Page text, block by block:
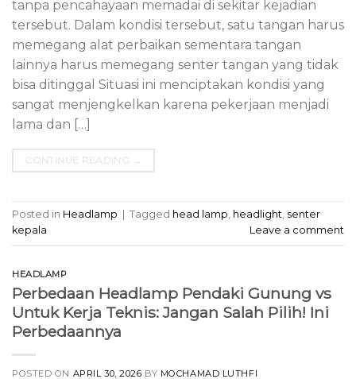
tanpa pencahayaan memadai di sekitar kejadian
tersebut. Dalam kondisi tersebut, satu tangan harus
memegang alat perbaikan sementara tangan
lainnya harus memegang senter tangan yang tidak
bisa ditinggal Situasi ini menciptakan kondisi yang
sangat menjengkelkan karena pekerjaan menjadi
lama dan […]
Posted in Headlamp Tagged head lamp, headlight, senter
kepala
Leave a comment
HEADLAMP
Perbedaan Headlamp Pendaki Gunung vs
Untuk Kerja Teknis: Jangan Salah Pilih! Ini
Perbedaannya
POSTED ON APRIL 30, 2026 BY MOCHAMAD LUTHFI